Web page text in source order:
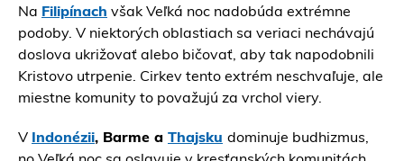
Na Filipínach však Veľká noc nadobúda extrémne
podoby. V niektorých oblastiach sa veriaci nechávajú
doslova ukrižovať alebo bičovať, aby tak napodobnili
Kristovo utrpenie. Cirkev tento extrém neschvaľuje, ale
miestne komunity to považujú za vrchol viery.
V Indonézii, Barme a Thajsku dominuje budhizmus,